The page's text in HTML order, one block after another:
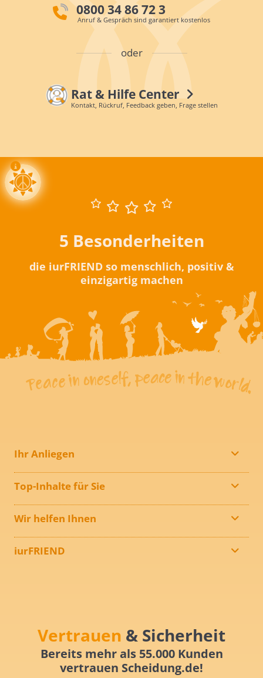
0800 34 86 72 3
Anruf & Gespräch sind garantiert kostenlos
oder
Rat & Hilfe Center
Kontakt, Rückruf, Feedback geben, Frage stellen
5 Besonderheiten
die iurFRIEND so menschlich, positiv &
einzigartig machen
Ihr Anliegen
Top-Inhalte für Sie
Wir helfen Ihnen
iurFRIEND
Vertrauen & Sicherheit
Bereits mehr als 55.000 Kunden
vertrauen Scheidung.de!